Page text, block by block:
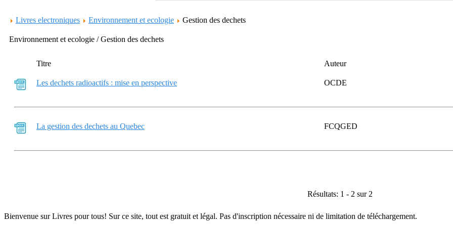
Livres electroniques Environnement et ecologie Gestion des dechets
Environnement et ecologie / Gestion des dechets
Titre Auteur
Les dechets radioactifs : mise en perspective OCDE
La gestion des dechets au Quebec FCQGED
Résultats: 1 - 2 sur 2
Bienvenue sur Livres pour tous! Sur ce site, tout est gratuit et légal. Pas d'inscription nécessaire ni de limitation de téléchargement.